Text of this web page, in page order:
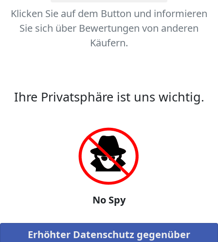
Klicken Sie auf dem Button und informieren
Sie sich über Bewertungen von anderen
Käufern.
Ihre Privatsphäre ist uns wichtig.
No Spy
Erhöhter Datenschutz gegenüber